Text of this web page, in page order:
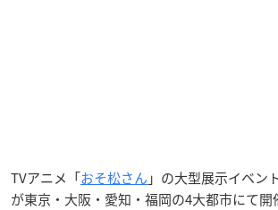
TVアニメ「おそ松さん 」の大型展示イベン
が東京・大阪・愛知・福岡の4大都市にて開